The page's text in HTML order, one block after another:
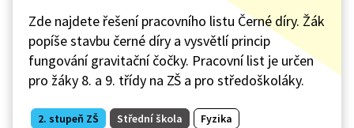
Zde najdete řešení pracovního listu Černé díry. Žák
popíše stavbu černé díry a vysvětlí princip
fungování gravitační čočky. Pracovní list je určen
pro žáky 8. a 9. třídy na ZŠ a pro středoškoláky.
2. stupeň ZŠ Střední škola Fyzika